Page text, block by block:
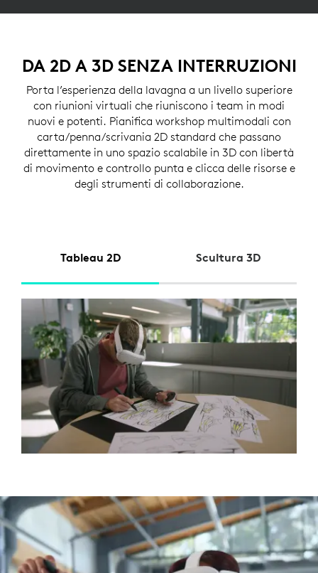
DA 2D A 3D SENZA INTERRUZIONI
Porta l’esperienza della lavagna a un livello superiore
con riunioni virtuali che riuniscono i team in modi
nuovi e potenti. Pianifica workshop multimodali con
carta/penna/scrivania 2D standard che passano
direttamente in uno spazio scalabile in 3D con libertà
di movimento e controllo punta e clicca delle risorse e
degli strumenti di collaborazione.
Tableau 2D Scultura 3D